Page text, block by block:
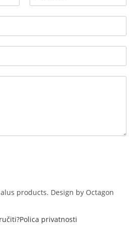
a
t
products. Design by Octagon
Polica privatnosti